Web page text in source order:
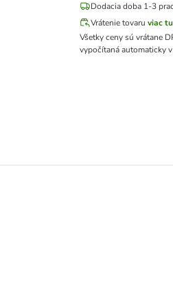
Dodacia doba 1-3
Vrátenie tovaru viac tu
Všetky ceny sú vrátane
vypočítaná automaticky